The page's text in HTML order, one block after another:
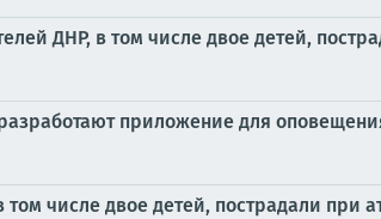
ДНР, в том числе двое детей,
приложение для
числе двое детей, пострадали при